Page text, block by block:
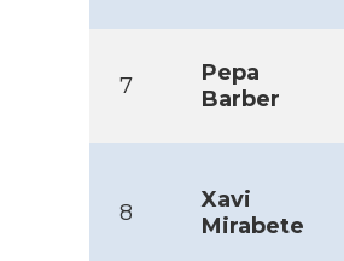
7
Pepa
Barber
8
Xavi
Mirabete